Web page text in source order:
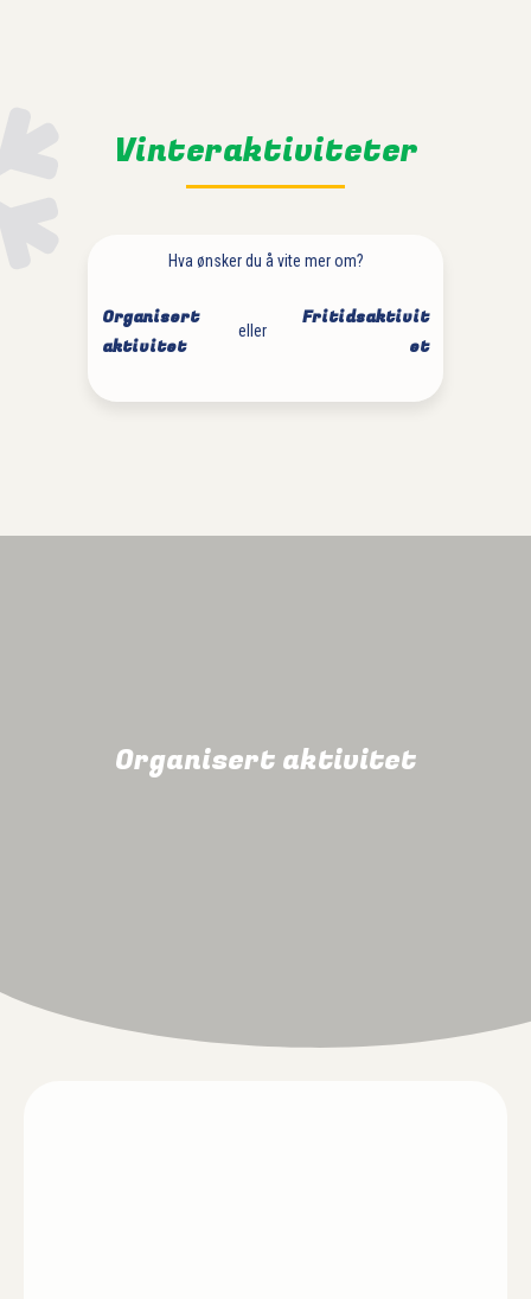
Vinteraktiviteter
Hva ønsker du å vite mer om?
Organisert
aktivitet
eller
Fritidsaktivit
et
Organisert aktivitet